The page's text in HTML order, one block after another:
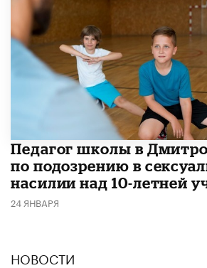
Педагог школы в
по подозрению в
насилии над 10-летней
24 ЯНВАРЯ
НОВОСТИ